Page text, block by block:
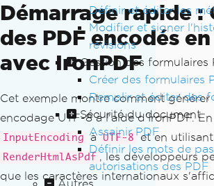
Définir et éditer les
Modifier et signer
révisions
Gestion des formulaires
Créer des formulaires
Remplir et éditer des
Sécurité du document
Assainir PDF
Définir les mots de
autorisations des PDF
Autres
Démarrage rapide :
des PDF encodés
avec IronPDF
Cet exemple montre comment générer
encodage UTF-8 à l'aide d'IronPDF.
InputEncoding à UTF-8 et en
RenderHtmlAsPdf , les développeurs
que les caractères internationaux